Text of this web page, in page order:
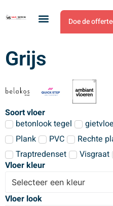
Doe de
Grijs
Soort vloer
betonlook tegel
Plank
PVC Rechte
Traptredenset
Visgraat
Vloer kleur
Selecteer een kleur
Vloer look